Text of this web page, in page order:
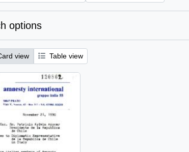
options
view Table view